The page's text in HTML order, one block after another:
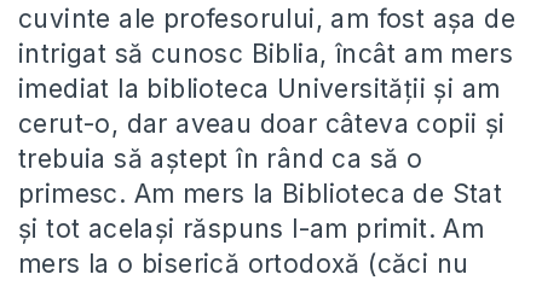
cuvinte ale profesorului, am fost așa de
intrigat să cunosc Biblia, încât am mers
imediat la biblioteca Universității și am
cerut-o, dar aveau doar câteva copii și
trebuia să aștept în rând ca să o
primesc. Am mers la Biblioteca de Stat
și tot același răspuns l-am primit. Am
mers la o biserică ortodoxă (căci nu